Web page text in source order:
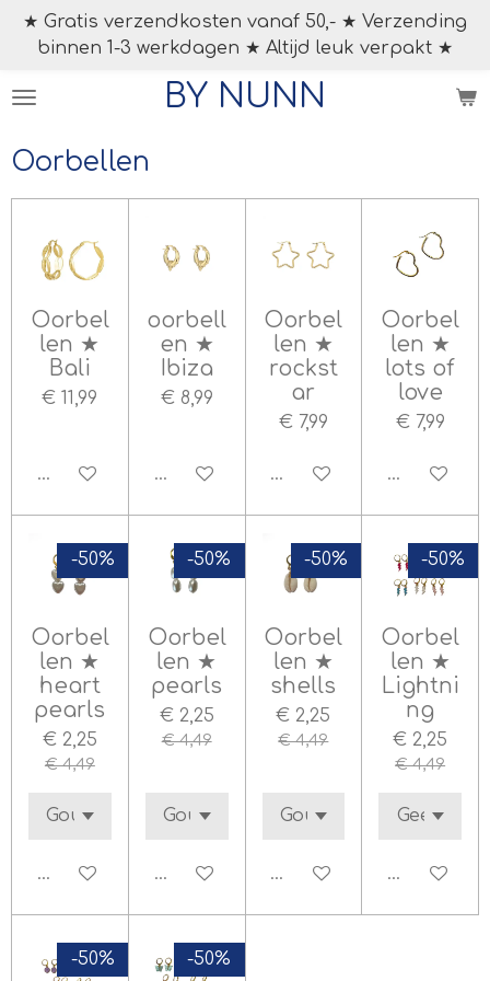
Ga
direct
de
BY NUNN
★ Gratis verzendkosten vanaf 50,- ★ Verzending
binnen 1-3 werkdagen ★ Altijd leuk verpakt ★
Oorbellen
Oorbel
len ★
Bali
€ 11,99
In winkelwagen
oorbell
en ★
Ibiza
€ 8,99
In winkelwagen
Oorbel
len ★
rockst
ar
€ 7,99
In winkelwagen
Oorbel
len ★
lots of
love
€ 7,99
In
-50%
Oorbel
len ★
heart
pearls
€ 2,25
€ 4,49
In winkelwagen
-50%
Oorbel
len ★
pearls
€ 2,25
€ 4,49
In winkelwagen
-50%
Oorbel
len ★
shells
€ 2,25
€ 4,49
In winkelwagen
-50%
Oorbel
len ★
Lightni
ng
€ 2,25
€ 4,49
In
-50% -50%